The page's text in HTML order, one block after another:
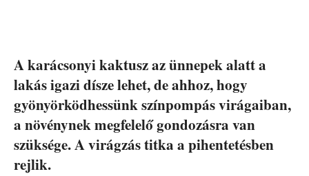
A karácsonyi kaktusz az ünnepek alatt a
lakás igazi dísze lehet, de ahhoz, hogy
gyönyörködhessünk színpompás virágaiban,
a növénynek megfelelő gondozásra van
szüksége. A virágzás titka a pihentetésben
rejlik.